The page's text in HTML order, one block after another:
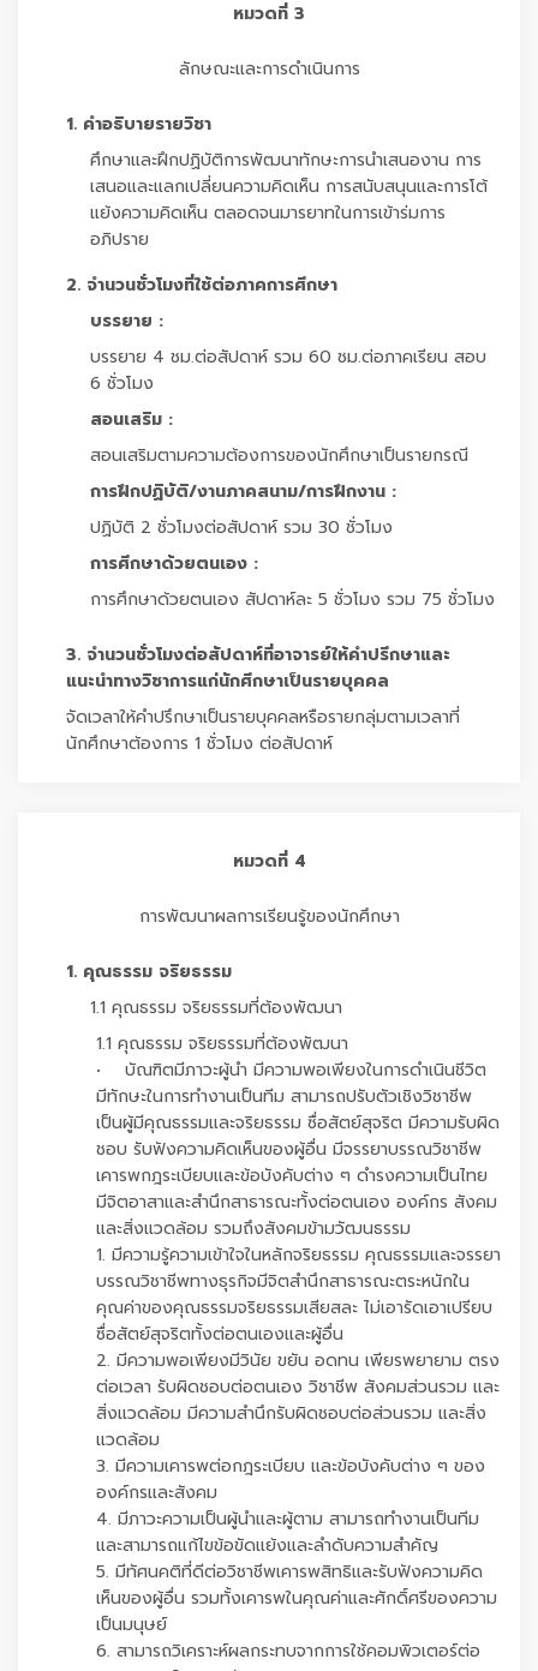
หมวดที่ 3
ลักษณะและการดำเนินการ
1. คำอธิบายรายวิชา
ศึกษาและฝึกปฏิบัติการพัฒนาทักษะการนำเสนองาน การ
เสนอและแลกเปลี่ยนความคิดเห็น การสนับสนุนและการโต้
แย้งความคิดเห็น ตลอดจนมารยาทในการเข้าร่มการ
อภิปราย
2. จำนวนชั่วโมงที่ใช้ต่อภาคการศึกษา
บรรยาย :
บรรยาย 4 ชม.ต่อสัปดาห์ รวม 60 ชม.ต่อภาคเรียน สอบ
6 ชั่วโมง
สอนเสริม :
สอนเสริมตามความต้องการของนักศึกษาเป็นรายกรณี
การฝึกปฏิบัติ/งานภาคสนาม/การฝึกงาน :
ปฏิบัติ 2 ชั่วโมงต่อสัปดาห์ รวม 30 ชั่วโมง
การศึกษาด้วยตนเอง :
การศึกษาด้วยตนเอง สัปดาห์ละ 5 ชั่วโมง รวม 75 ชั่วโมง
3. จำนวนชั่วโมงต่อสัปดาห์ที่อาจารย์ให้คำปรึกษาและ
แนะนำทางวิชาการแก่นักศึกษาเป็นรายบุคคล
จัดเวลาให้คำปรึกษาเป็นรายบุคคลหรือรายกลุ่มตามเวลาที่
นักศึกษาต้องการ 1 ชั่วโมง ต่อสัปดาห์
หมวดที่ 4
การพัฒนาผลการเรียนรู้ของนักศึกษา
1. คุณธรรม จริยธรรม
1.1 คุณธรรม จริยธรรมที่ต้องพัฒนา
1.1 คุณธรรม จริยธรรมที่ต้องพัฒนา
• บัณฑิตมีภาวะผู้นำ มีความพอเพียงในการดำเนินชีวิต
มีทักษะในการทำงานเป็นทีม สามารถปรับตัวเชิงวิชาชีพ
เป็นผู้มีคุณธรรมและจริยธรรม ซื่อสัตย์สุจริต มีความรับผิด
ชอบ รับฟังความคิดเห็นของผู้อื่น มีจรรยาบรรณวิชาชีพ
เคารพกฎระเบียบและข้อบังคับต่าง ๆ ดำรงความเป็นไทย
มีจิตอาสาและสำนึกสาธารณะทั้งต่อตนเอง องค์กร สังคม
และสิ่งแวดล้อม รวมถึงสังคมข้ามวัฒนธรรม
1. มีความรู้ความเข้าใจในหลักจริยธรรม คุณธรรมและจรรยา
บรรณวิชาชีพทางธุรกิจมีจิตสำนึกสาธารณะตระหนักใน
คุณค่าของคุณธรรมจริยธรรมเสียสละ ไม่เอารัดเอาเปรียบ
ซื่อสัตย์สุจริตทั้งต่อตนเองและผู้อื่น
2. มีความพอเพียงมีวินัย ขยัน อดทน เพียรพยายาม ตรง
ต่อเวลา รับผิดชอบต่อตนเอง วิชาชีพ สังคมส่วนรวม และ
สิ่งแวดล้อม มีความสำนึกรับผิดชอบต่อส่วนรวม และสิ่ง
แวดล้อม
3. มีความเคารพต่อกฎระเบียบ และข้อบังคับต่าง ๆ ของ
องค์กรและสังคม
4. มีภาวะความเป็นผู้นำและผู้ตาม สามารถทำงานเป็นทีม
และสามารถแก้ไขข้อขัดแย้งและลำดับความสำคัญ
5. มีทัศนคติที่ดีต่อวิชาชีพเคารพสิทธิและรับฟังความคิด
เห็นของผู้อื่น รวมทั้งเคารพในคุณค่าและศักดิ์ศรีของความ
เป็นมนุษย์
6. สามารถวิเคราะห์ผลกระทบจากการใช้คอมพิวเตอร์ต่อ